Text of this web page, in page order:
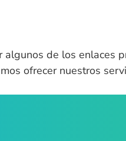
de los enlaces
ofrecer nuestros